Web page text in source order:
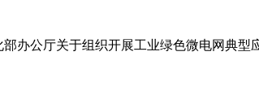
办公厅关于组织开展工业绿色微电网典型